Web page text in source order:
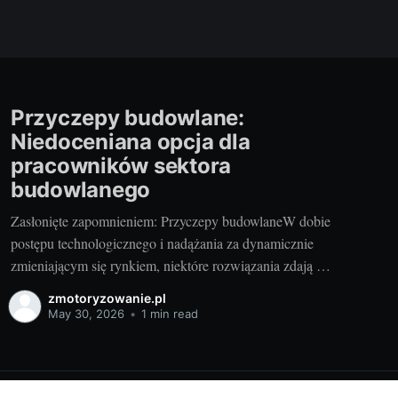
Przyczepy budowlane:
Niedoceniana opcja dla
pracowników sektora
budowlanego
Zasłonięte zapomnieniem: Przyczepy budowlaneW dobie
postępu technologicznego i nadążania za dynamicznie
zmieniającym się rynkiem, niektóre rozwiązania zdają się
być zapomniane, a ich użyteczność niedoceniana. Tak
jest w przypadku przyczep budowlanych, nazywanych
komfort
zmotoryzowanie.pl
May 30, 2026 • 1 min read